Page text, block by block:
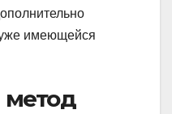
уже имеющейся